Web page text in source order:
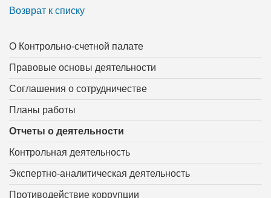
О Контрольно-счетной палате
Правовые основы деятельности
Соглашения о сотрудничестве
Планы работы
Отчеты о деятельности
Контрольная деятельность
Экспертно-аналитическая деятельность
Противодействие коррупции
Возврат к списку